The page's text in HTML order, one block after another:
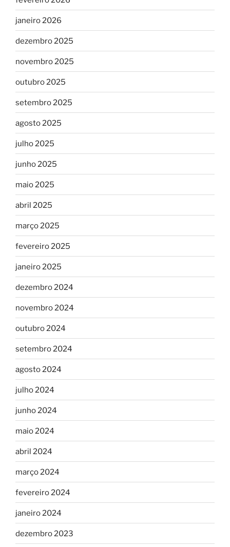
janeiro 2026
dezembro 2025
novembro 2025
outubro 2025
setembro 2025
agosto 2025
julho 2025
junho 2025
maio 2025
abril 2025
março 2025
fevereiro 2025
janeiro 2025
dezembro 2024
novembro 2024
outubro 2024
setembro 2024
agosto 2024
julho 2024
junho 2024
maio 2024
abril 2024
março 2024
fevereiro 2024
janeiro 2024
dezembro 2023